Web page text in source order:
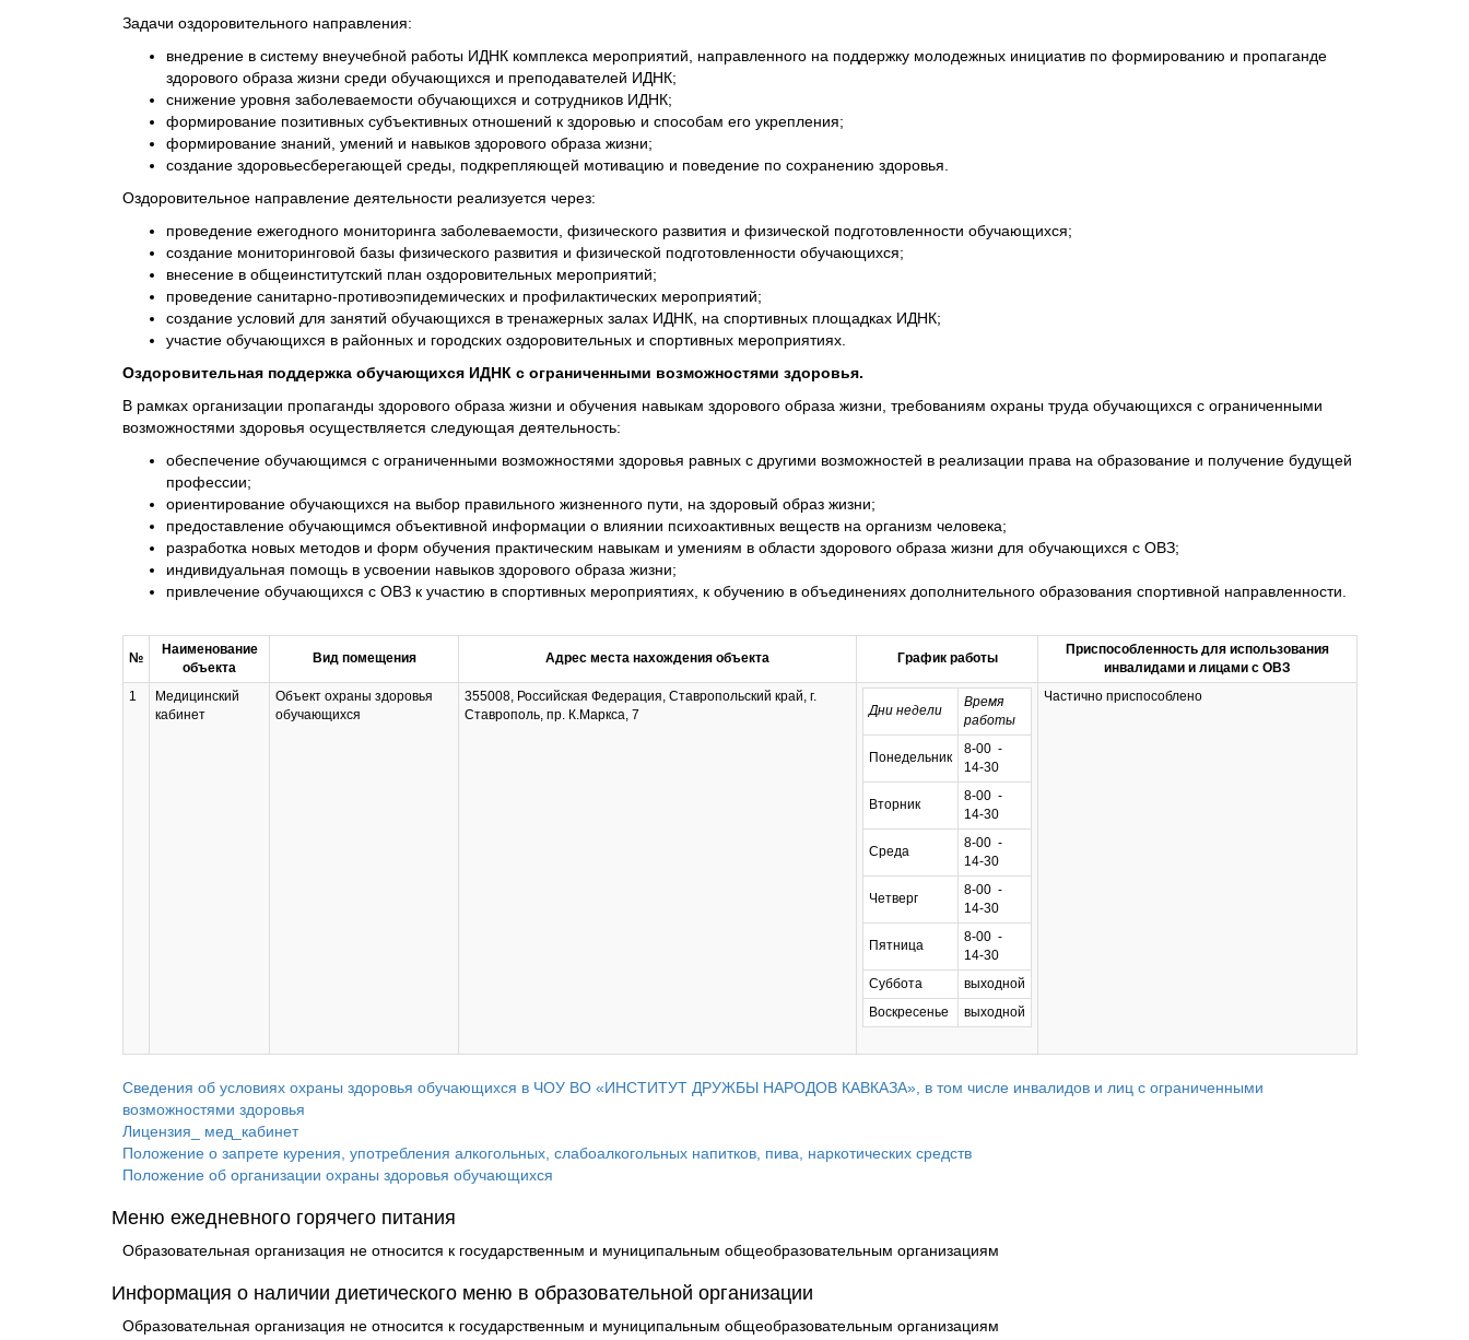
Задачи оздоровительного направления:
внедрение в систему внеучебной работы ИДНК комплекса мероприятий, направленного на поддержку молодежных инициатив по формированию и пропаганде
здорового образа жизни среди обучающихся и преподавателей ИДНК;
снижение уровня заболеваемости обучающихся и сотрудников ИДНК;
формирование позитивных субъективных отношений к здоровью и способам его укрепления;
формирование знаний, умений и навыков здорового образа жизни;
создание здоровьесберегающей среды, подкрепляющей мотивацию и поведение по сохранению здоровья.
Оздоровительное направление деятельности реализуется через:
проведение ежегодного мониторинга заболеваемости, физического развития и физической подготовленности обучающихся;
создание мониторинговой базы физического развития и физической подготовленности обучающихся;
внесение в общеинститутский план оздоровительных мероприятий;
проведение санитарно-противоэпидемических и профилактических мероприятий;
создание условий для занятий обучающихся в тренажерных залах ИДНК, на спортивных площадках ИДНК;
участие обучающихся в районных и городских оздоровительных и спортивных мероприятиях.
Оздоровительная поддержка обучающихся ИДНК с ограниченными возможностями здоровья.
В рамках организации пропаганды здорового образа жизни и обучения навыкам здорового образа жизни, требованиям охраны труда обучающихся с ограниченными
возможностями здоровья осуществляется следующая деятельность:
обеспечение обучающимся с ограниченными возможностями здоровья равных с другими возможностей в реализации права на образование и получение будущей
профессии;
ориентирование обучающихся на выбор правильного жизненного пути, на здоровый образ жизни;
предоставление обучающимся объективной информации о влиянии психоактивных веществ на организм человека;
разработка новых методов и форм обучения практическим навыкам и умениям в области здорового образа жизни для обучающихся с ОВЗ;
индивидуальная помощь в усвоении навыков здорового образа жизни;
привлечение обучающихся с ОВЗ к участию в спортивных мероприятиях, к обучению в объединениях дополнительного образования спортивной направленности.
№
Наименование
объекта
Вид помещения Адрес места нахождения объекта График работы
Приспособленность для использования
инвалидами и лицами с ОВЗ
1
Медицинский
кабинет
Объект охраны здоровья
обучающихся
355008, Российская Федерация, Ставропольский край, г.
Ставрополь, пр. К.Маркса, 7
Дни недели
Время
работы
Понедельник
8-00 -
14-30
Вторник
8-00 -
14-30
Среда
8-00 -
14-30
Четверг
8-00 -
14-30
Пятница
8-00 -
14-30
Суббота
выходной
Воскресенье
выходной
Частично приспособлено
Сведения об условиях охраны здоровья обучающихся в ЧОУ ВО «ИНСТИТУТ ДРУЖБЫ НАРОДОВ КАВКАЗА», в том числе инвалидов и лиц с ограниченными
возможностями здоровья
Лицензия_ мед_кабинет
Положение о запрете курения, употребления алкогольных, слабоалкогольных напитков, пива, наркотических средств
Положение об организации охраны здоровья обучающихся
Меню ежедневного горячего питания
Образовательная организация не относится к государственным и муниципальным общеобразовательным организациям
Информация о наличии диетического меню в образовательной организации
Образовательная организация не относится к государственным и муниципальным общеобразовательным организациям